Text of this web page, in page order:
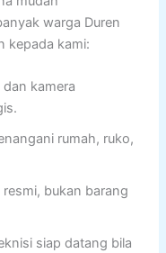
warga Duren
kepada kami:
kamera
rumah, ruko,
bukan barang
siap datang bila